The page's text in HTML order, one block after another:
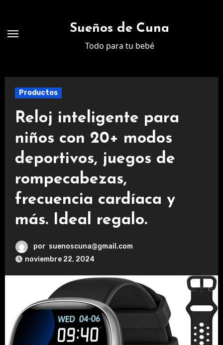
contenido
Sueños de Cuna
Todo para tu bebé
Productos
Reloj inteligente para
niños con 20+ modos
deportivos, juegos de
rompecabezas,
frecuencia cardíaca y
más. Ideal regalo.
por suenoscuna@gmail.com
noviembre 22, 2024